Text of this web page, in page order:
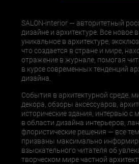
SALON-interior — авторитетный
дизайне и архитектуре. Все новое
уникальное в архитектуре,
что создается в стране и мире,
отражение в журнале, помогая
в курсе современных тенденций
дизайна.
События в архитектурной среде,
декора, обзоры аксессуаров,
исторические здания, интервью
в области дизайна интерьеров,
флористические решения — все
призваны максимально
взыскательного читателя об
творческом мире частной